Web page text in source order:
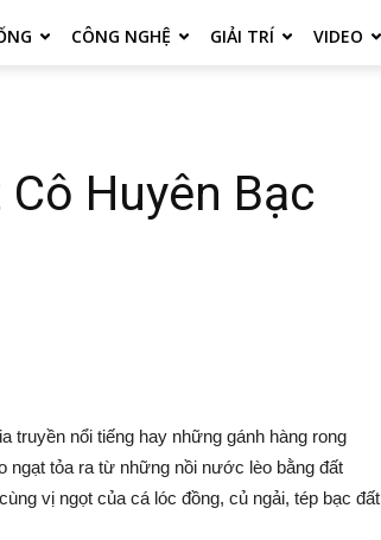
CÔNG NGHỆ GIẢI TRÍ VIDEO
Huyên Bạc
truyền nổi tiếng hay những gánh hàng rong
ngạt tỏa ra từ những nồi nước lèo bằng đất
vị ngọt của cá lóc đồng, củ ngải, tép bạc đất